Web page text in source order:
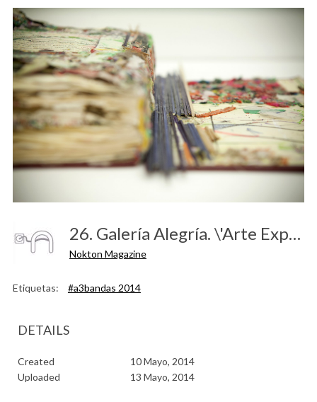
26. Galería Alegría. \'Arte Expósito\'. Dunya Hirschter
Nokton Magazine
Etiquetas: #a3bandas 2014
DETAILS
Created
10 Mayo, 2014
Uploaded
13 Mayo, 2014